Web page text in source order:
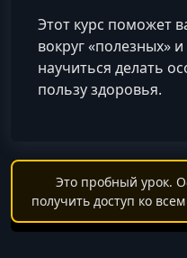
Этот курс поможет
вокруг «полезных»
научиться делать
пользу здоровья.
Это пробный урок.
получить доступ ко